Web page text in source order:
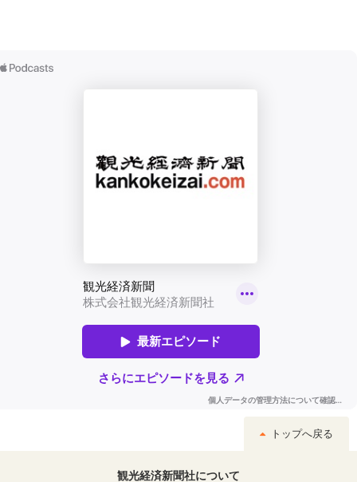
トップへ戻る
観光経済新聞社について